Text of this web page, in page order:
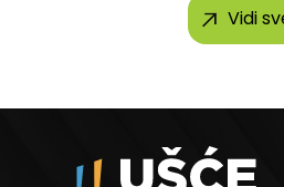
Vidi